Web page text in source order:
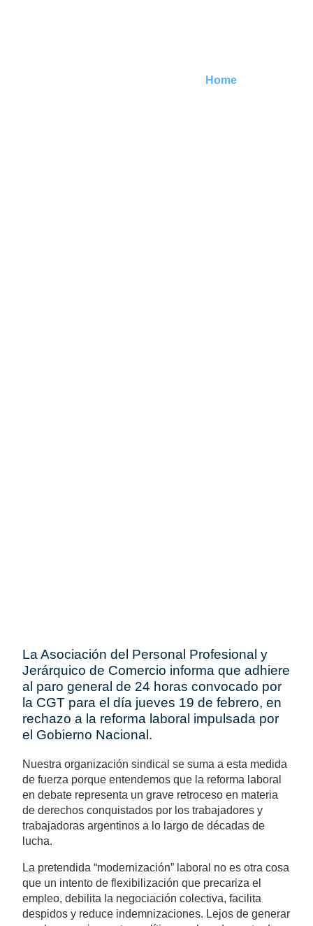
Home
La Asociación del Personal Profesional y
Jerárquico de Comercio informa que adhiere
al paro general de 24 horas convocado por
la CGT para el día jueves 19 de febrero, en
rechazo a la reforma laboral impulsada por
el Gobierno Nacional.
Nuestra organización sindical se suma a esta medida
de fuerza porque entendemos que la reforma laboral
en debate representa un grave retroceso en materia
de derechos conquistados por los trabajadores y
trabajadoras argentinos a lo largo de décadas de
lucha.
La pretendida “modernización” laboral no es otra cosa
que un intento de flexibilización que precariza el
empleo, debilita la negociación colectiva, facilita
despidos y reduce indemnizaciones. Lejos de generar